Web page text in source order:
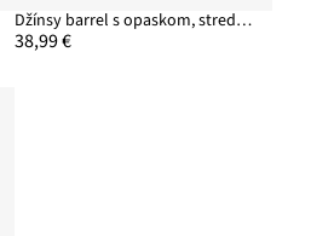
Džínsy barrel s opaskom, stredná výška pásu
38,99 €